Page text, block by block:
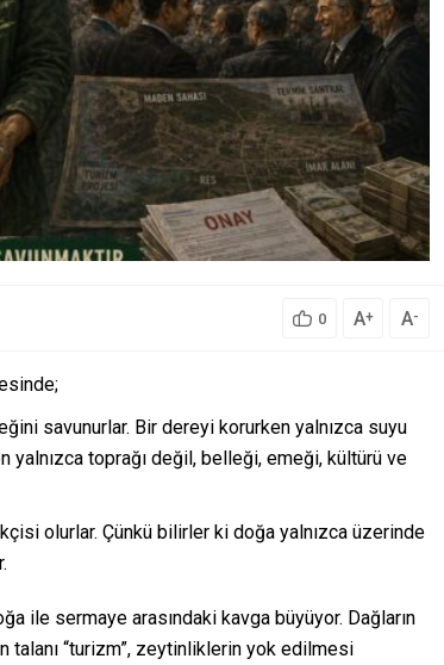
0 A+ A-
savunurlar. Bir dereyi korurken yalnızca suyu
yalnızca toprağı değil, belleği, emeği, kültürü ve
olurlar. Çünkü bilirler ki doğa yalnızca üzerinde
ile sermaye arasındaki kavga büyüyor. Dağların
talanı “turizm”, zeytinliklerin yok edilmesi
“Engellilik Bir Eksiklik Değil,
Adalet Meselesidir”